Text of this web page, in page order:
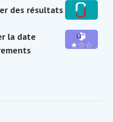
de
la
transcription
dans
des résultats Procédure
|
Col.NET
la date
Teams
|